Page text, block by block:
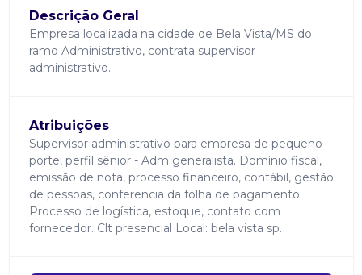
Descrição Geral
Empresa localizada na cidade de Bela Vista/MS do
ramo Administrativo, contrata supervisor
administrativo.
Atribuições
Supervisor administrativo para empresa de pequeno
porte, perfil sênior - Adm generalista. Domínio fiscal,
emissão de nota, processo financeiro, contábil, gestão
de pessoas, conferencia da folha de pagamento.
Processo de logística, estoque, contato com
fornecedor. Clt presencial Local: bela vista sp.